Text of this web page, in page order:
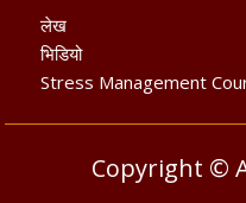
लेख
भिडियो
Stress Management
Copyright ©